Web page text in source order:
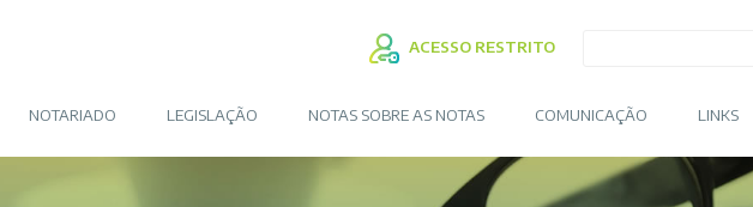
ACESSO RESTRITO
NOTARIADO LEGISLAÇÃO NOTAS SOBRE AS NOTAS COMUNICAÇÃO LINKS